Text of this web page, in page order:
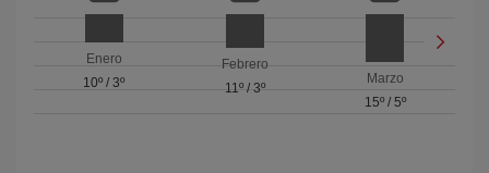
Enero
10º /3º
Febrero
11º/ 3º
Marzo
15º/ 5º